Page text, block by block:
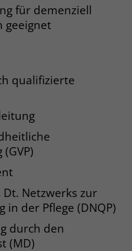
für demenziell
geeignet
qualifizierte
Dt. Netzwerks zur
der Pflege (DNQP)
durch den
(MD)
_fbp ist vollständig auf
Analysebemühungen
zurückzuführen. Dieses
Cookie, d. h.
es, während ein
die Besuche eines
Websites
Verhalten an
kann dann die
Daten nutzen, um den
zu verstehen und